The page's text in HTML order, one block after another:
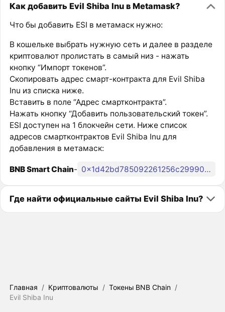
Как добавить Evil Shiba Inu в Metamask?
Что бы добавить ESI в метамаск нужно:
В кошельке выбрать нужную сеть и далее в разделе
криптовалют пролистать в самый низ - нажать
кнопку “Импорт токенов”.
Скопировать адрес смарт-контракта для Evil Shiba
Inu из списка ниже.
Вставить в поле “Адрес смартконтракта”.
Нажать кнопку “Добавить пользовательский токен”.
ESI доступен на 1 блокчейн сети. Ниже список
адресов смартконтрактов Evil Shiba Inu для
добавления в метамаск:
BNB Smart Chain- 0x1d42bd785092261256c29990e029b8b79611d705
Где найти официальные сайты Evil Shiba Inu?
Главная / Криптовалюты / Токены BNB Chain /
Evil Shiba Inu